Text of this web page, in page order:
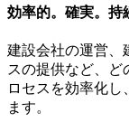
効率的。確実。持
建設会社の運営、
スの提供など、ど
ロセスを効率化
ます。